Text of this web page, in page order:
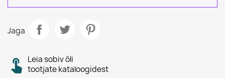
Jaga
Leia sobiv õli
tootjate kataloogidest